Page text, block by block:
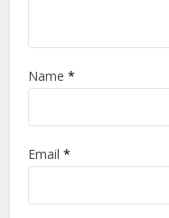
Name*
Email*